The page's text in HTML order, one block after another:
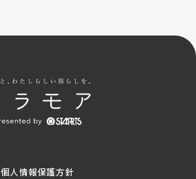
個人情報保護方針